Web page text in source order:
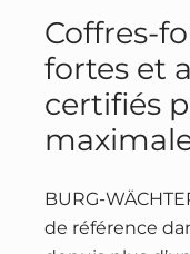
Coffres-
fortes et
certifiés
BURG-
de référence